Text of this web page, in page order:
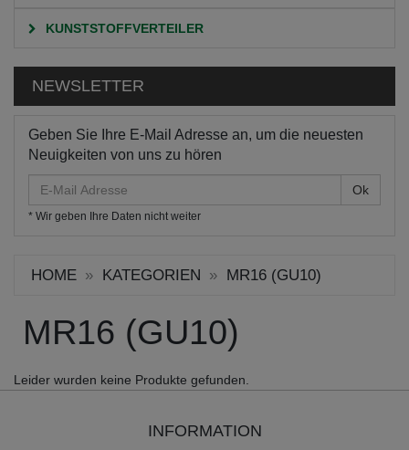
KUNSTSTOFFVERTEILER
NEWSLETTER
Geben Sie Ihre E-Mail Adresse an, um die neuesten
Neuigkeiten von uns zu hören
Mail
Adresse
* Wir geben Ihre Daten nicht weiter
HOME KATEGORIEN MR16 (GU10)
MR16 (GU10)
Leider wurden keine Produkte gefunden.
INFORMATION